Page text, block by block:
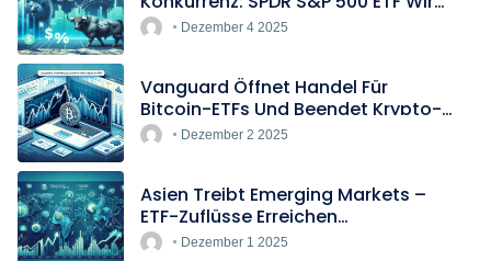
Europas Günstigster Indextracker
Dezember 4 2025
Vanguard Öffnet Handel Für
Bitcoin-ETFs Und Beendet Krypto-
BlockadeDezember 2 2025
Asien Treibt Emerging Markets –
ETF-Zuflüsse Erreichen
Rekordtempo
Dezember 1 2025